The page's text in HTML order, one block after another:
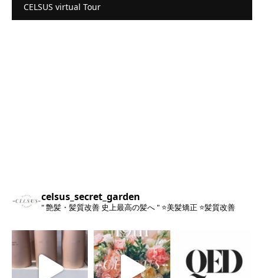
CELSUS virtual Tour
celsus_secret_garden
" 艶髪・髪質改善 史上最高の髪へ " ⭐️美髪矯正 ⭐️髪質改善